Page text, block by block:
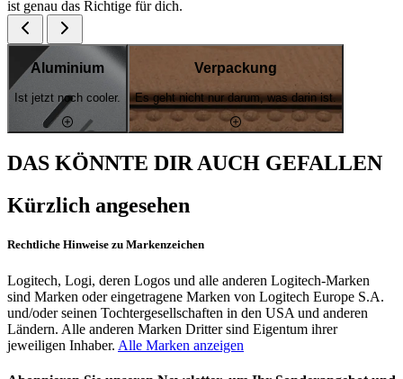
ist genau das Richtige für dich.
Aluminium
Ist jetzt noch cooler.
Verpackung
Es geht nicht nur darum, was darin ist.
DAS KÖNNTE DIR AUCH GEFALLEN
Kürzlich angesehen
Rechtliche Hinweise zu Markenzeichen
Logitech, Logi, deren Logos und alle anderen Logitech-Marken
sind Marken oder eingetragene Marken von Logitech Europe S.A.
und/oder seinen Tochtergesellschaften in den USA und anderen
Ländern. Alle anderen Marken Dritter sind Eigentum ihrer
jeweiligen Inhaber. Alle Marken anzeigen